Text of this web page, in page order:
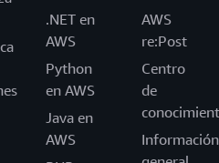
.NET en
AWS
Python
en AWS
Java en
AWS
AWS
re:Post
Centro
de
Información